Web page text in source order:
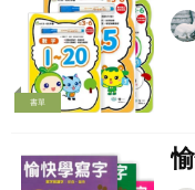
書單